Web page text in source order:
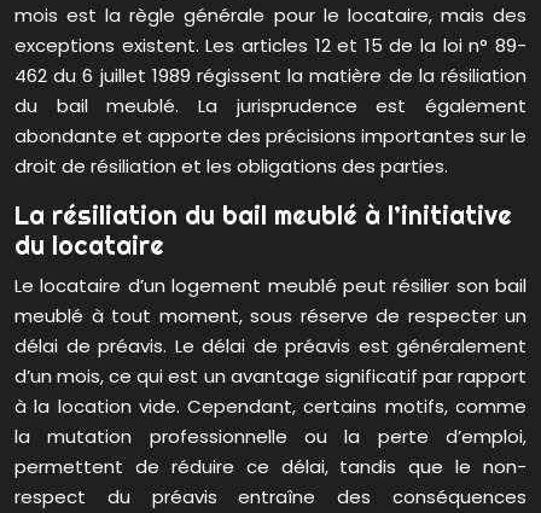
mois est la règle générale pour le locataire, mais des
exceptions existent. Les articles 12 et 15 de la loi n° 89-
462 du 6 juillet 1989 régissent la matière de la résiliation
du bail meublé. La jurisprudence est également
abondante et apporte des précisions importantes sur le
droit de résiliation et les obligations des parties.
La résiliation du bail meublé à l’initiative
du locataire
Le locataire d’un logement meublé peut résilier son bail
meublé à tout moment, sous réserve de respecter un
délai de préavis. Le délai de préavis est généralement
d’un mois, ce qui est un avantage significatif par rapport
à la location vide. Cependant, certains motifs, comme
la mutation professionnelle ou la perte d’emploi,
permettent de réduire ce délai, tandis que le non-
respect du préavis entraîne des conséquences